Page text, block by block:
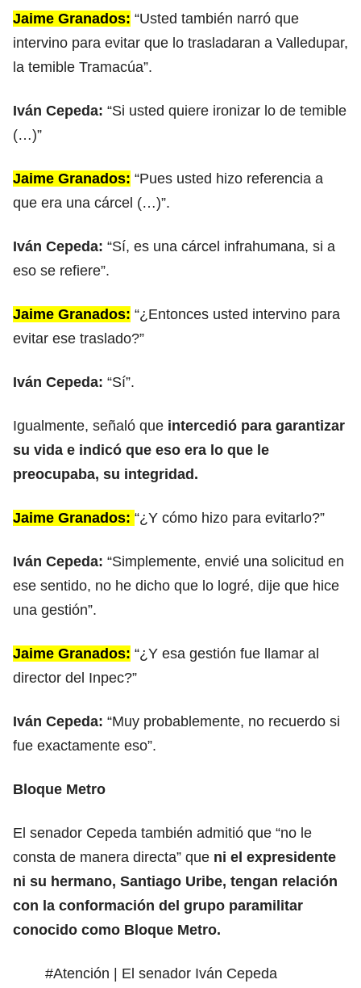
Jaime Granados: “Usted también narró que
intervino para evitar que lo trasladaran a Valledupar,
la temible Tramacúa”.
Iván Cepeda: “Si usted quiere ironizar lo de temible
(…)”
Jaime Granados: “Pues usted hizo referencia a
que era una cárcel (…)”.
Iván Cepeda: “Sí, es una cárcel infrahumana, si a
eso se refiere”.
Jaime Granados: “¿Entonces usted intervino para
evitar ese traslado?”
Iván Cepeda: “Sí”.
Igualmente, señaló que intercedió para garantizar
su vida e indicó que eso era lo que le
preocupaba, su integridad.
Jaime Granados: “¿Y cómo hizo para evitarlo?”
Iván Cepeda: “Simplemente, envié una solicitud en
ese sentido, no he dicho que lo logré, dije que hice
una gestión”.
Jaime Granados: “¿Y esa gestión fue llamar al
director del Inpec?”
Iván Cepeda: “Muy probablemente, no recuerdo si
fue exactamente eso”.
Bloque Metro
El senador Cepeda también admitió que “no le
consta de manera directa” que ni el expresidente
ni su hermano, Santiago Uribe, tengan relación
con la conformación del grupo paramilitar
conocido como Bloque Metro.
#Atención | El senador Iván Cepeda